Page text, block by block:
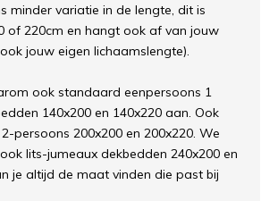
minder variatie in de lengte, dit is
of 220cm en hangt ook af van jouw
jouw eigen lichaamslengte).
ook standaard eenpersoons 1
140x200 en 140x220 aan. Ook
persoons 200x200 en 200x220. We
lits-jumeaux dekbedden 240x200 en
je altijd de maat vinden die past bij